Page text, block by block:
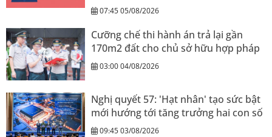
07:45 05/08/2026
Cưỡng chế thi hành án trả lại gần
170m2 đất cho chủ sở hữu hợp pháp
03:00 04/08/2026
Nghị quyết 57: 'Hạt nhân' tạo sức bật
mới hướng tới tăng trưởng hai con số
09:45 03/08/2026